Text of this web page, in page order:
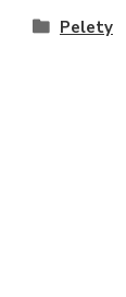
Pelety